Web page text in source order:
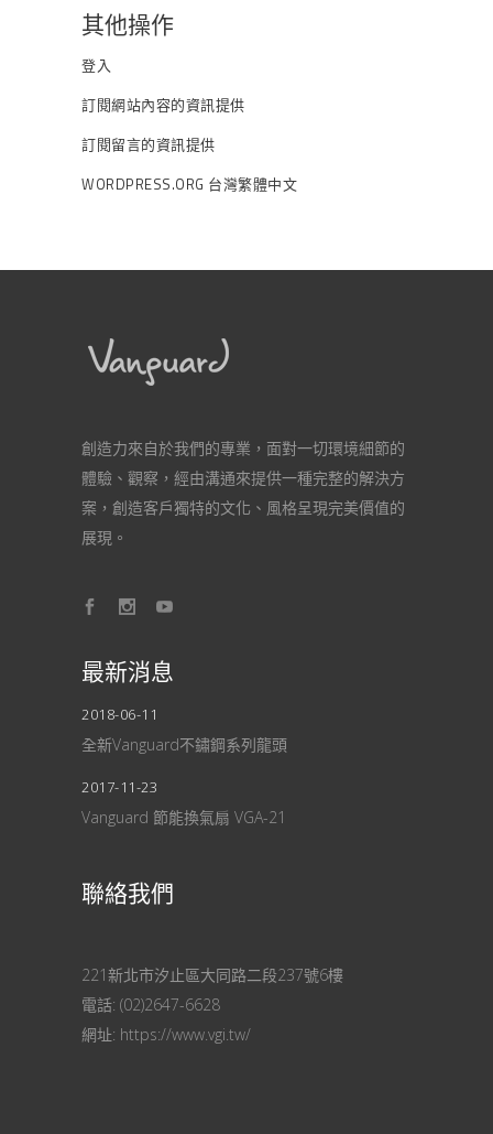
其他操作
登入
訂閱網站內容的資訊提供
訂閱留言的資訊提供
WORDPRESS.ORG 台灣繁體中文
創造力來自於我們的專業，面對一切環境細節的
體驗、觀察，經由溝通來提供一種完整的解決方
案，創造客戶獨特的文化、風格呈現完美價值的
展現。
最新消息
2018-06-11
全新Vanguard不鏽鋼系列龍頭
2017-11-23
Vanguard 節能換氣扇 VGA-21
聯絡我們
221新北市汐止區大同路二段237號6樓
電話: (02)2647-6628
網址: https://www.vgi.tw/